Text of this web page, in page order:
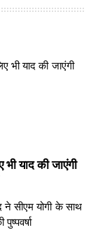
भी याद की जाएंगी